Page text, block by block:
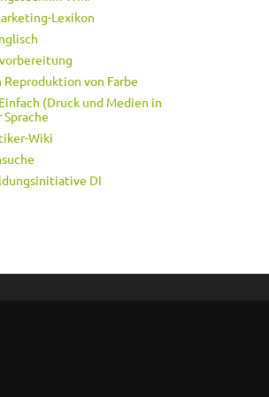
Lexikon
Reproduktion von Farbe
(Druck und Medien in
Wiki
DI